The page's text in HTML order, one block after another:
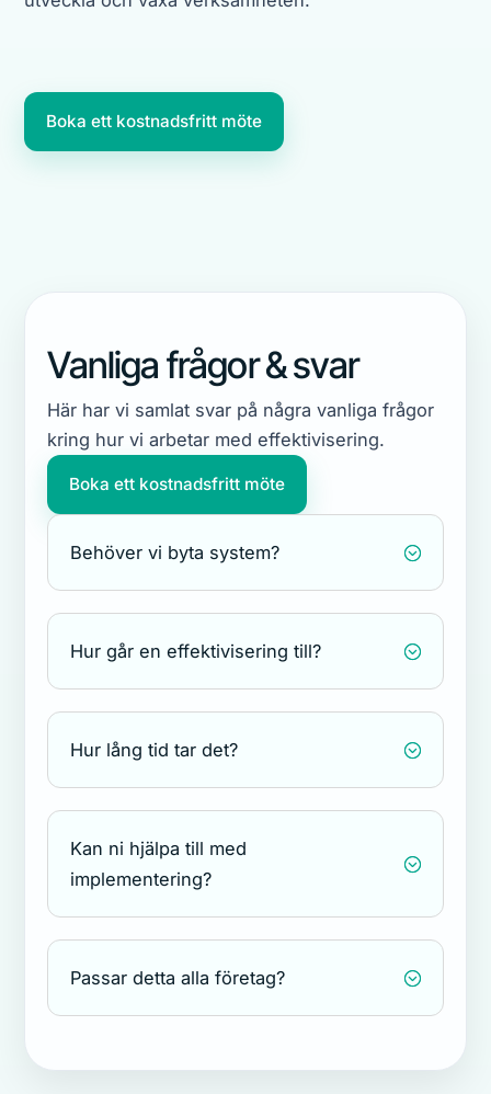
Boka ett kostnadsfritt möte
Vanliga frågor & svar
Här har vi samlat svar på några vanliga frågor
kring hur vi arbetar med effektivisering.
Boka ett kostnadsfritt möte
;
Behöver vi byta system?
;
Hur går en effektivisering till?
;
Hur lång tid tar det?
;
Kan ni hjälpa till med
implementering?
;
Passar detta alla företag?